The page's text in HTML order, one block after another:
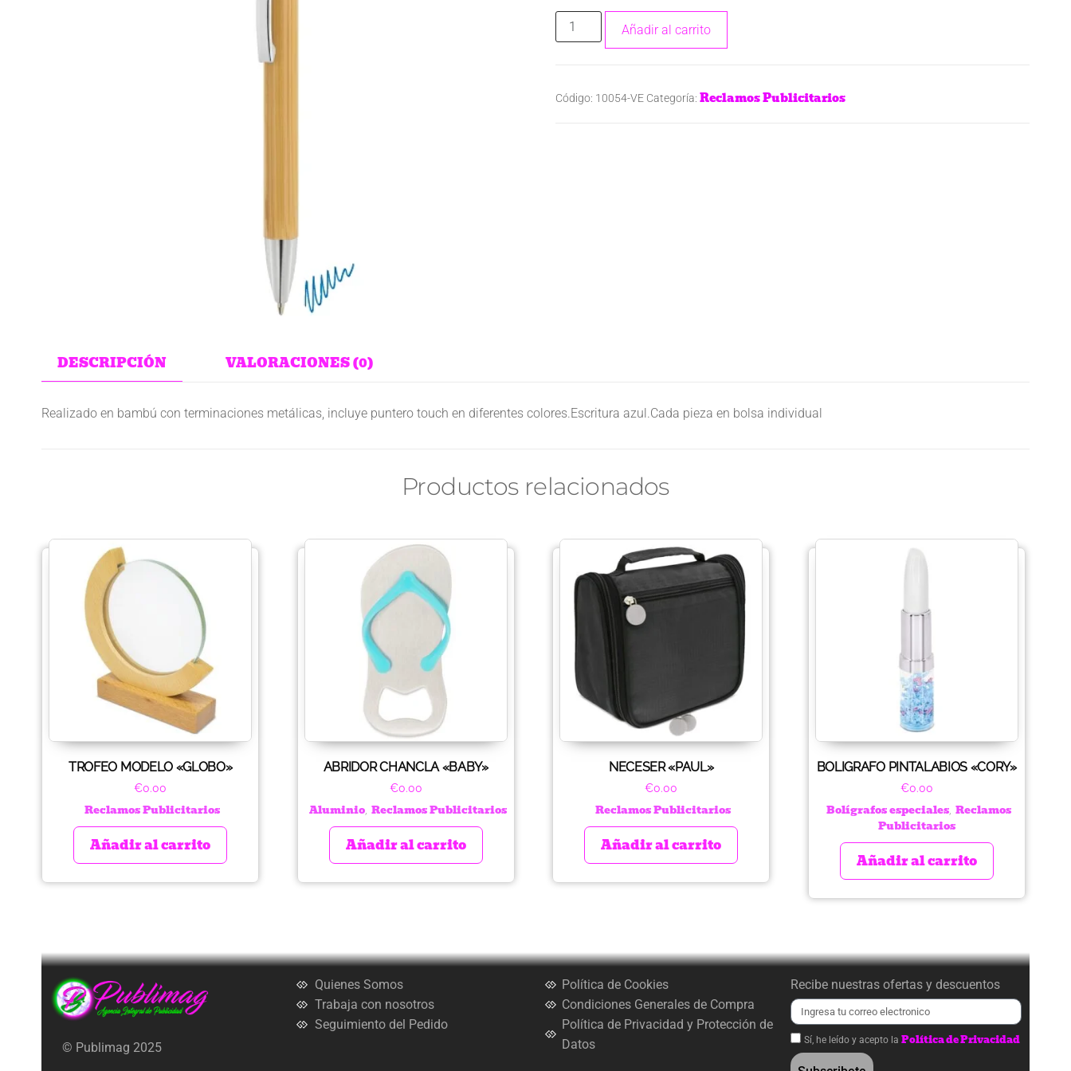
Añadir al carrito
Código: 10054-VE Categoría: Reclamos Publicitarios
DESCRIPCIÓN VALORACIONES (0)
Realizado en bambú con terminaciones metálicas, incluye puntero touch en diferentes colores.Escritura azul.Cada pieza en bolsa individual
Productos relacionados
TROFEO MODELO «GLOBO»
€0.00
Reclamos Publicitarios
Añadir al carrito
ABRIDOR CHANCLA «BABY»
€0.00
Aluminio, Reclamos Publicitarios
Añadir al carrito
NECESER «PAUL»
€0.00
Reclamos Publicitarios
Añadir al carrito
BOLIGRAFO PINTALABIOS «CORY»
€0.00
Bolígrafos especiales, Reclamos
Publicitarios
Añadir al carrito
© Publimag 2025
Quienes Somos
Trabaja con nosotros
Seguimiento del Pedido
Política de Cookies
Condiciones Generales de Compra
Política de Privacidad y Protección de
Datos
Recibe nuestras ofertas y descuentos
Sí, he leído y acepto la Política de Privacidad